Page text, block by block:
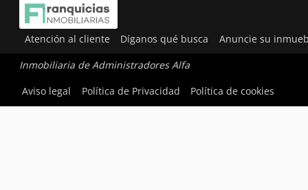
Atención al cliente Díganos qué busca Anuncie su
Inmobiliaria de Administradores Alfa
Aviso legal
Política de Privacidad Política de cookies